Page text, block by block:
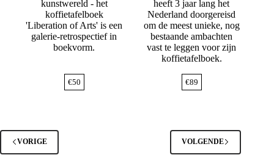
kunstwereld - het
koffietafelboek
'Liberation of Arts' is een
galerie-retrospectief in
boekvorm.
€50
heeft 3 jaar lang het
Nederland doorgereisd
om de meest unieke, nog
bestaande ambachten
vast te leggen voor zijn
koffietafelboek.
€89
VORIGE VOLGENDE